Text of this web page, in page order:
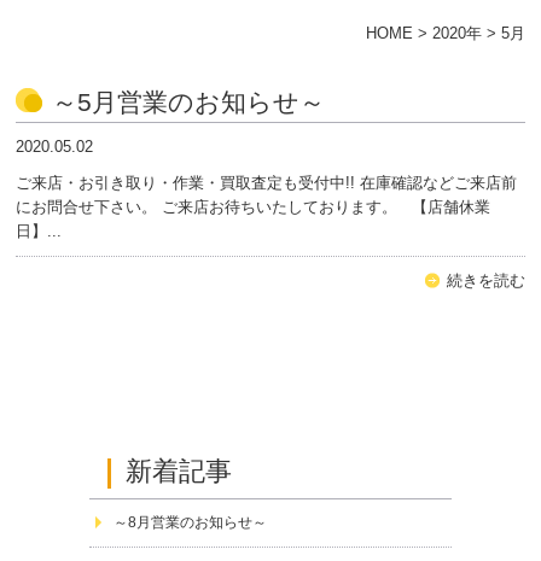
HOME > 2020年> 5月
～5月営業のお知らせ～
2020.05.02
ご来店・お引き取り・作業・買取査定も受付中!! 在庫確認などご来店前
にお問合せ下さい。 ご来店お待ちいたしております。 【店舗休業
日】...
続きを読む
新着記事
～8月営業のお知らせ～